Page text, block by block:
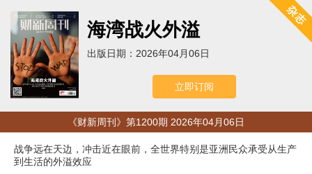
海湾战火外溢
出版日期：2026年04月06日
立即订阅
《财新周刊》第1200期 2026年04月06日
战争远在天边，冲击近在眼前，全世界特别是亚洲民众承受从生产
到生活的外溢效应